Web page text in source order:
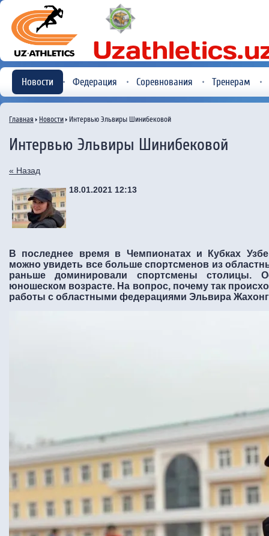
Новости Федерация Соревнования Тренерам
Главная Новости Интервью Эльвиры Шинибековой
Интервью Эльвиры Шинибековой
« Назад
18.01.2021 12:13
В последнее время в Чемпионатах и Кубках
можно увидеть все больше спортсменов из
раньше доминировали спортсмены столицы.
юношеском возрасте. На вопрос, почему так
работы с областными федерациями Эльвира